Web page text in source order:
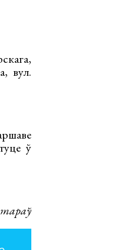
вул.
ў